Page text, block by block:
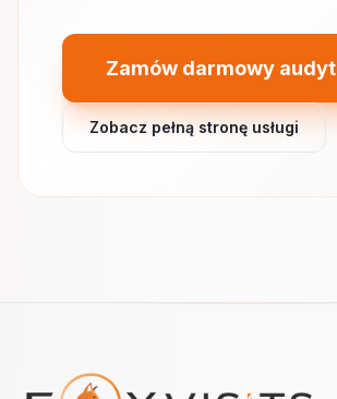
Zamów darmowy audyt
Zobacz pełną stronę usługi
Nawigacja w stopce